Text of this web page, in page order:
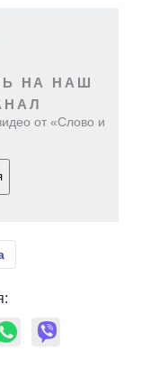
НА НАШ
от «Слово и